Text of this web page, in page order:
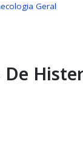
Geral
De